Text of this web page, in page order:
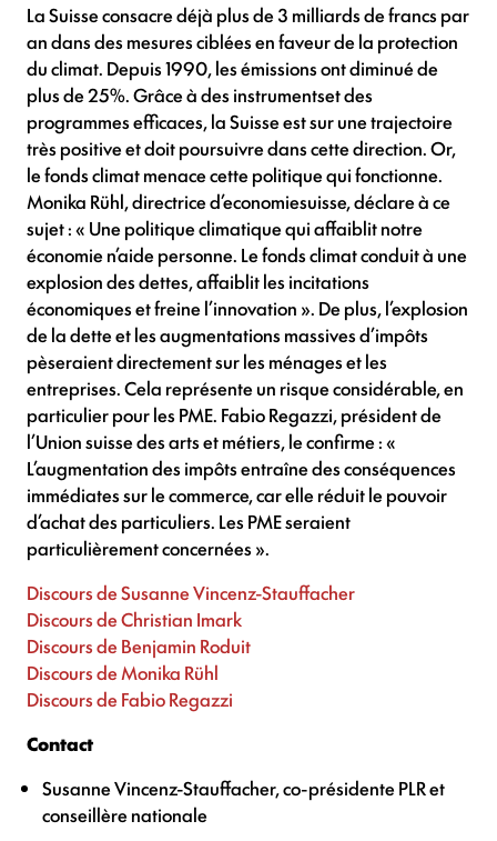
La Suisse consacre déjà plus de 3 milliards de francs par
an dans des mesures ciblées en faveur de la protection
du climat. Depuis 1990, les émissions ont diminué de
plus de 25%. Grâce à des instrumentset des
programmes efficaces, la Suisse est sur une trajectoire
très positive et doit poursuivre dans cette direction. Or,
le fonds climat menace cette politique qui fonctionne.
Monika Rühl, directrice d’economiesuisse, déclare à ce
sujet : « Une politique climatique qui affaiblit notre
économie n’aide personne. Le fonds climat conduit à une
explosion des dettes, affaiblit les incitations
économiques et freine l’innovation ». De plus, l’explosion
de la dette et les augmentations massives d’impôts
pèseraient directement sur les ménages et les
entreprises. Cela représente un risque considérable, en
particulier pour les PME. Fabio Regazzi, président de
l’Union suisse des arts et métiers, le confirme : «
L’augmentation des impôts entraîne des conséquences
immédiates sur le commerce, car elle réduit le pouvoir
d’achat des particuliers. Les PME seraient
particulièrement concernées ».
Discours de Susanne Vincenz-Stauffacher
Discours de Christian Imark
Discours de Benjamin Roduit
Discours de Monika Rühl
Discours de Fabio Regazzi
Contact
Susanne Vincenz-Stauffacher, co-présidente PLR et
conseillère nationale